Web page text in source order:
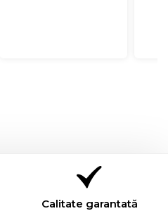
Calitate garantată